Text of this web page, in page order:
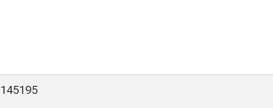
145195